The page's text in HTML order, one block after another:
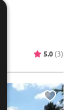
5.0 (3)